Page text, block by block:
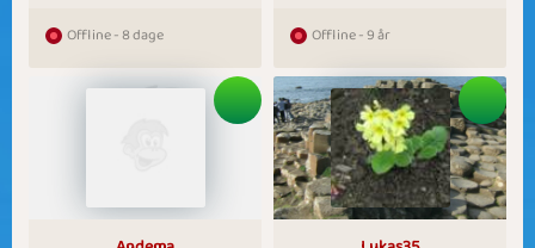
Offline - 8 dage Offline - 9 år